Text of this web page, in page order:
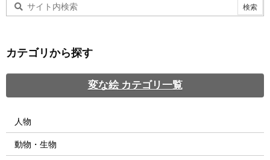
カテゴリから探す
変な絵 カテゴリ一覧
人物
動物・生物